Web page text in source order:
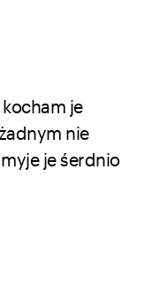
je
nie
je śerdnio